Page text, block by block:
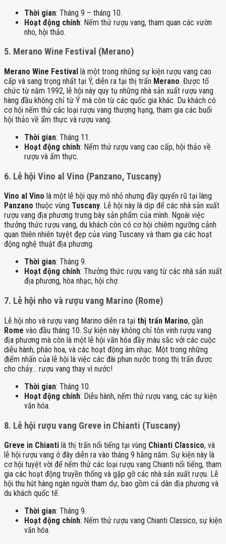
Thời gian: Tháng 9 – tháng 10.
Hoạt động chính: Nếm thử rượu vang, tham quan các vườn
nho, hội thảo.
5. Merano Wine Festival (Merano)
Merano Wine Festival là một trong những sự kiện rượu vang cao
cấp và sang trọng nhất tại Ý, diễn ra tại thị trấn Merano. Được tổ
chức từ năm 1992, lễ hội này quy tụ những nhà sản xuất rượu vang
hàng đầu không chỉ từ Ý mà còn từ các quốc gia khác. Du khách có
cơ hội nếm thử các loại rượu vang thượng hạng, tham gia các buổi
hội thảo về ẩm thực và rượu vang.
Thời gian: Tháng 11.
Hoạt động chính: Nếm thử rượu vang cao cấp, hội thảo về
rượu và ẩm thực.
6. Lễ hội Vino al Vino (Panzano, Tuscany)
Vino al Vino là một lễ hội quy mô nhỏ nhưng đầy quyến rũ tại làng
Panzano thuộc vùng Tuscany. Lễ hội này là dịp để các nhà sản xuất
rượu vang địa phương trưng bày sản phẩm của mình. Ngoài việc
thưởng thức rượu vang, du khách còn có cơ hội chiêm ngưỡng cảnh
quan thiên nhiên tuyệt đẹp của vùng Tuscany và tham gia các hoạt
động nghệ thuật địa phương.
Thời gian: Tháng 9.
Hoạt động chính: Thưởng thức rượu vang từ các nhà sản xuất
địa phương, hòa nhạc, hội chợ.
7. Lễ hội nho và rượu vang Marino (Rome)
Lễ hội nho và rượu vang Marino diễn ra tại thị trấn Marino, gần
Rome vào đầu tháng 10. Sự kiện này không chỉ tôn vinh rượu vang
địa phương mà còn là một lễ hội văn hóa đầy màu sắc với các cuộc
diễu hành, pháo hoa, và các hoạt động âm nhạc. Một trong những
điểm nhấn của lễ hội là việc các đài phun nước trong thị trấn được
cho chảy… rượu vang thay vì nước!
Thời gian: Tháng 10.
Hoạt động chính: Diễu hành, nếm thử rượu vang, các sự kiện
văn hóa.
8. Lễ hội rượu vang Greve in Chianti (Tuscany)
Greve in Chianti là thị trấn nổi tiếng tại vùng Chianti Classico, và
lễ hội rượu vang ở đây diễn ra vào tháng 9 hằng năm. Sự kiện này là
cơ hội tuyệt vời để nếm thử các loại rượu vang Chianti nổi tiếng, tham
gia các hoạt động truyền thống và gặp gỡ các nhà sản xuất rượu. Lễ
hội thu hút hàng ngàn người tham dự, bao gồm cả dân địa phương và
du khách quốc tế.
Thời gian: Tháng 9.
Hoạt động chính: Nếm thử rượu vang Chianti Classico, sự kiện
văn hóa.